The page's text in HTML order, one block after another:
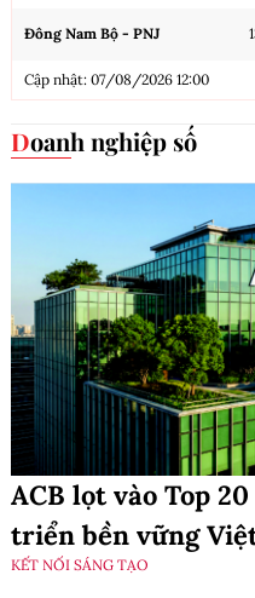
Đông Nam Bộ - PNJ
Cập nhật: 07/08/2026 12:00
Doanh nghiệp số
ACB lọt vào Top
triển bền vững
KẾT NỐI SÁNG TẠO